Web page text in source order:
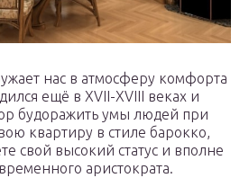
нас в атмосферу комфорта
ещё в XVII-XVIII веках и
будоражить умы людей при
квартиру в стиле барокко,
свой высокий статус и вполне
аристократа.